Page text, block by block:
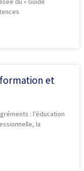
et
: l’éducation
la